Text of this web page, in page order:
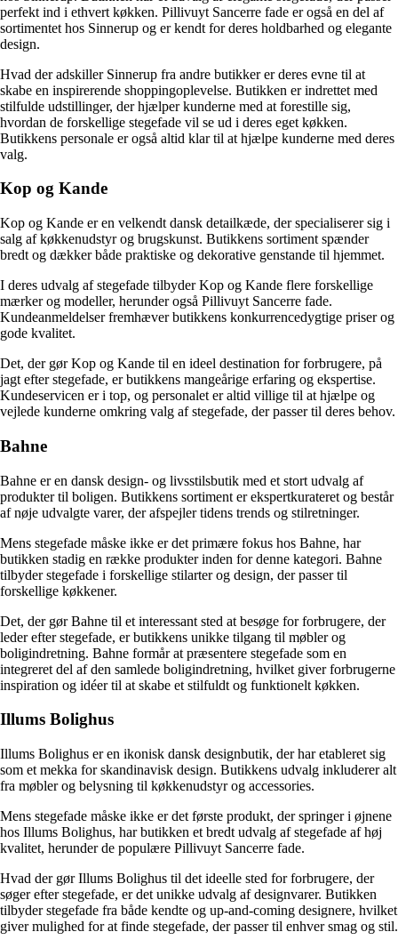
perfekt ind i ethvert køkken. Pillivuyt Sancerre fade er også en del af
sortimentet hos Sinnerup og er kendt for deres holdbarhed og elegante
design.
Hvad der adskiller Sinnerup fra andre butikker er deres evne til at
skabe en inspirerende shoppingoplevelse. Butikken er indrettet med
stilfulde udstillinger, der hjælper kunderne med at forestille sig,
hvordan de forskellige stegefade vil se ud i deres eget køkken.
Butikkens personale er også altid klar til at hjælpe kunderne med deres
valg.
Kop og Kande
Kop og Kande er en velkendt dansk detailkæde, der specialiserer sig i
salg af køkkenudstyr og brugskunst. Butikkens sortiment spænder
bredt og dækker både praktiske og dekorative genstande til hjemmet.
I deres udvalg af stegefade tilbyder Kop og Kande flere forskellige
mærker og modeller, herunder også Pillivuyt Sancerre fade.
Kundeanmeldelser fremhæver butikkens konkurrencedygtige priser og
gode kvalitet.
Det, der gør Kop og Kande til en ideel destination for forbrugere, på
jagt efter stegefade, er butikkens mangeårige erfaring og ekspertise.
Kundeservicen er i top, og personalet er altid villige til at hjælpe og
vejlede kunderne omkring valg af stegefade, der passer til deres behov.
Bahne
Bahne er en dansk design- og livsstilsbutik med et stort udvalg af
produkter til boligen. Butikkens sortiment er ekspertkurateret og består
af nøje udvalgte varer, der afspejler tidens trends og stilretninger.
Mens stegefade måske ikke er det primære fokus hos Bahne, har
butikken stadig en række produkter inden for denne kategori. Bahne
tilbyder stegefade i forskellige stilarter og design, der passer til
forskellige køkkener.
Det, der gør Bahne til et interessant sted at besøge for forbrugere, der
leder efter stegefade, er butikkens unikke tilgang til møbler og
boligindretning. Bahne formår at præsentere stegefade som en
integreret del af den samlede boligindretning, hvilket giver forbrugerne
inspiration og idéer til at skabe et stilfuldt og funktionelt køkken.
Illums Bolighus
Illums Bolighus er en ikonisk dansk designbutik, der har etableret sig
som et mekka for skandinavisk design. Butikkens udvalg inkluderer alt
fra møbler og belysning til køkkenudstyr og accessories.
Mens stegefade måske ikke er det første produkt, der springer i øjnene
hos Illums Bolighus, har butikken et bredt udvalg af stegefade af høj
kvalitet, herunder de populære Pillivuyt Sancerre fade.
Hvad der gør Illums Bolighus til det ideelle sted for forbrugere, der
søger efter stegefade, er det unikke udvalg af designvarer. Butikken
tilbyder stegefade fra både kendte og up-and-coming designere, hvilket
giver mulighed for at finde stegefade, der passer til enhver smag og stil.